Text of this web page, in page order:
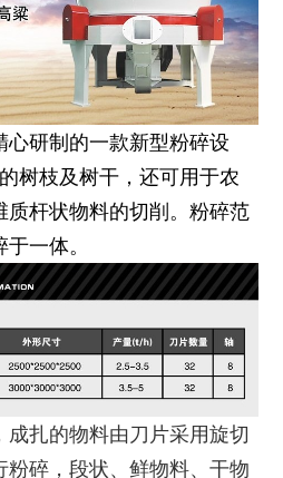
心研制的一款新型粉碎设
树枝及树干，还可用于农
质杆状物料的切削。粉碎范
一体。
扎的物料由刀片采用旋切
粉碎，段状、鲜物料、干物